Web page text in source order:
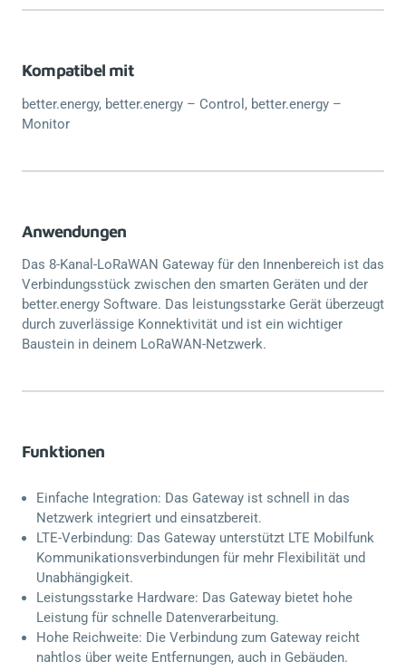
Kompatibel mit
better.energy, better.energy – Control, better.energy –
Monitor
Anwendungen
Das 8-Kanal-LoRaWAN Gateway für den Innenbereich ist das
Verbindungsstück zwischen den smarten Geräten und der
better.energy Software. Das leistungsstarke Gerät überzeugt
durch zuverlässige Konnektivität und ist ein wichtiger
Baustein in deinem LoRaWAN-Netzwerk.
Funktionen
Einfache Integration: Das Gateway ist schnell in das
Netzwerk integriert und einsatzbereit.
LTE-Verbindung: Das Gateway unterstützt LTE Mobilfunk
Kommunikationsverbindungen für mehr Flexibilität und
Unabhängigkeit.
Leistungsstarke Hardware: Das Gateway bietet hohe
Leistung für schnelle Datenverarbeitung.
Hohe Reichweite: Die Verbindung zum Gateway reicht
nahtlos über weite Entfernungen, auch in Gebäuden.